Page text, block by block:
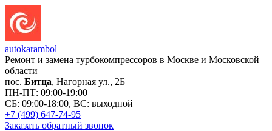
autokarambol
Ремонт и замена турбокомпрессоров в Москве и Московской
области
пос. Битца, Нагорная ул., 2Б
ПН-ПТ: 09:00-19:00
СБ: 09:00-18:00, ВС: выходной
+7 (499) 647-74-95
Заказать обратный звонок